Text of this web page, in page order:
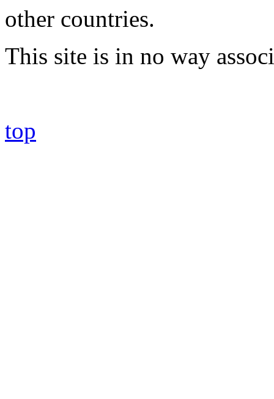
other countries.
This site is in no way
top